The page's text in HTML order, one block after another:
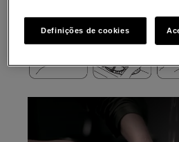
Definições de cookies